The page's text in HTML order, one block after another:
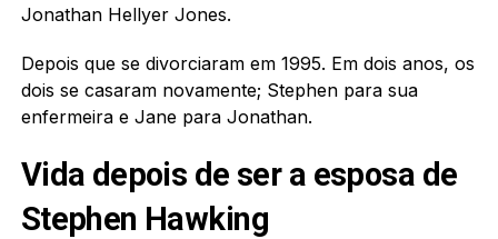
Jonathan Hellyer Jones.
Depois que se divorciaram em 1995. Em dois anos, os
dois se casaram novamente; Stephen para sua
enfermeira e Jane para Jonathan.
Vida depois de ser a esposa de
Stephen Hawking